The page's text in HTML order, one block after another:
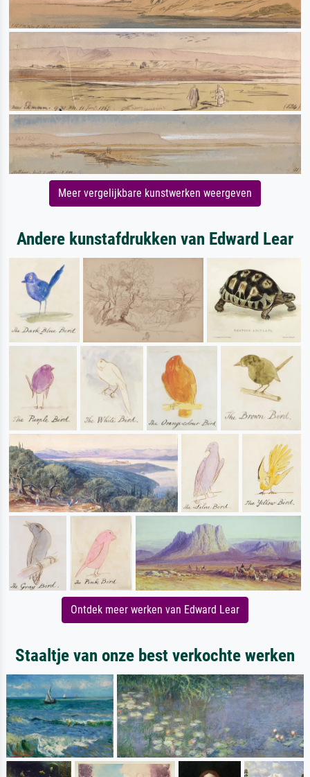
Meer vergelijkbare kunstwerken weergeven
Andere kunstafdrukken van Edward Lear
Ontdek meer werken van Edward Lear
Staaltje van onze best verkochte werken